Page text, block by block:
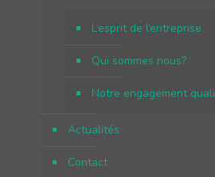
L’esprit de l’entreprise
Qui sommes nous?
Notre engagement
Actualités
Contact